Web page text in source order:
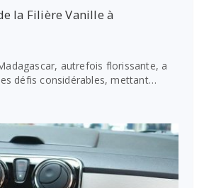
la Filière Vanille à
autrefois florissante, a
défis considérables, mettant…